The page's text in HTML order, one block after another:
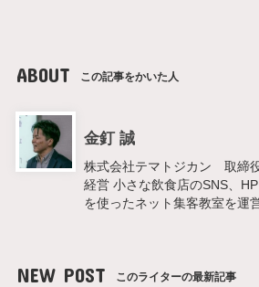
ABOUT この記事をかいた人
金釘 誠
株式会社テマトジカン 取締
経営 小さな飲食店のSNS、
を使ったネット集客教室を運
NEW POST このライターの最新記事